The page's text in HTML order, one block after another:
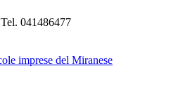
Tel. 041486477